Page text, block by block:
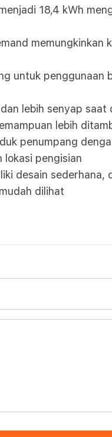
18,4 kWh
untuk
lebih senyap saat
lebih
penumpang
lokasi pengisian
desain
dilihat